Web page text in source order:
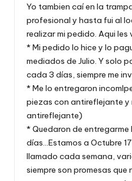
Yo tambien caí en la
profesional y hasta fui al
realizar mi pedido. Aqui les
* Mi pedido lo hice y lo
mediados de Julio. Y solo
cada 3 días, siempre me
* Me lo entregaron
piezas con antireflejante y
antireflejante)
* Quedaron de
días…Estamos a Octubre
llamado cada semana,
siempre son promesas que